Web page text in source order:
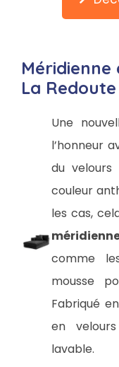
Méridienne
La Redoute
Une
l’honneur
du
couleur
les cas,
comme
mousse
Fabriqué
en
lavable.